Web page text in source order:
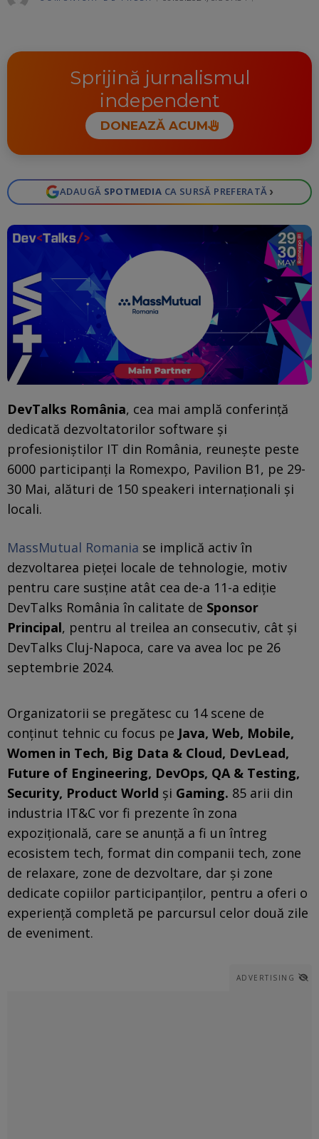
Sprijină jurnalismul
independent
DONEAZĂ ACUM
ADAUGĂ SPOTMEDIA CA SURSĂ PREFERATĂ ›
DevTalks România, cea mai amplă conferință
dedicată dezvoltatorilor software și
profesioniștilor IT din România, reunește peste
6000 participanți la Romexpo, Pavilion B1, pe 29-
30 Mai, alături de 150 speakeri internaționali și
locali.
MassMutual Romania se implică activ în
dezvoltarea pieței locale de tehnologie, motiv
pentru care susține atât cea de-a 11-a ediție
DevTalks România în calitate de Sponsor
Principal, pentru al treilea an consecutiv, cât și
DevTalks Cluj-Napoca, care va avea loc pe 26
septembrie 2024.
Organizatorii se pregătesc cu 14 scene de
conținut tehnic cu focus pe Java, Web, Mobile,
Women in Tech, Big Data & Cloud, DevLead,
Future of Engineering, DevOps, QA & Testing,
Security, Product World și Gaming. 85 arii din
industria IT&C vor fi prezente în zona
expozițională, care se anunță a fi un întreg
ecosistem tech, format din companii tech, zone
de relaxare, zone de dezvoltare, dar și zone
dedicate copiilor participanților, pentru a oferi o
experiență completă pe parcursul celor două zile
de eveniment.
ADVERTISING